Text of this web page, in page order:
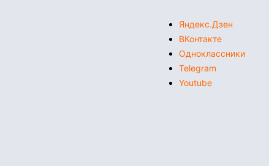
Яндекс.Дзен
ВКонтакте
Одноклассники
Telegram
Youtube